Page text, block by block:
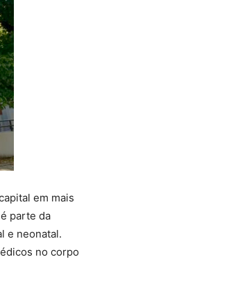
em mais
parte da
e neonatal.
no corpo